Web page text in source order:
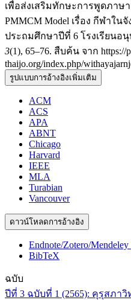
เพื่อส่งเสริมทักษะการพูดภาษ
PMMCM Model เรื่อง กีฬาใ
ประถมศึกษาปีที่ 6 โรงเรียนอ
3(1), 65–76. สืบค้น จาก https://
thaijo.org/index.php/
รูปแบบการอ้างอิงเพิ่มเติม
ACM
ACS
APA
ABNT
Chicago
Harvard
IEEE
MLA
Turabian
Vancouver
ดาวน์โหลดการอ้างอิง
Endnote/Zotero/
BibTeX
ฉบับ
ปีที่ 3 ฉบับที่ 1 (2565): คุรุสภาวิ